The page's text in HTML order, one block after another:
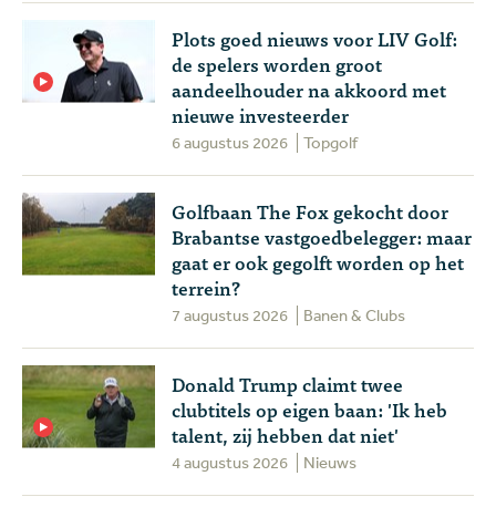
Plots goed nieuws voor LIV Golf:
de spelers worden groot
aandeelhouder na akkoord met
nieuwe investeerder
6 augustus 2026 Topgolf
Golfbaan The Fox gekocht door
Brabantse vastgoedbelegger: maar
gaat er ook gegolft worden op het
terrein?
7 augustus 2026 Banen & Clubs
Donald Trump claimt twee
clubtitels op eigen baan: 'Ik heb
talent, zij hebben dat niet'
4 augustus 2026 Nieuws